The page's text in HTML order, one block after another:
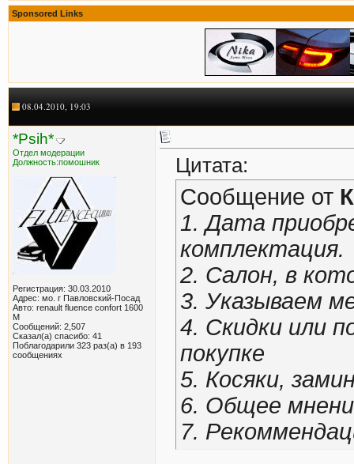
Sponsored Links
08.04.2010, 19:03
*Psih*
Отдел модерации
Должность:помошник
Регистрация: 30.03.2010
Адрес: мо. г Павловский-Посад
Авто: renault fluence confort 1600
М
Сообщений: 2,507
Сказал(а) спасибо: 41
Поблагодарили 323 раз(а) в 193
сообщениях
Цитата:
Сообщение от
1. Дата
комплектация.
2. Салон, в
3. Указываем
4. Скидки или
покупке
5. Косяки,
6. Общее
7.